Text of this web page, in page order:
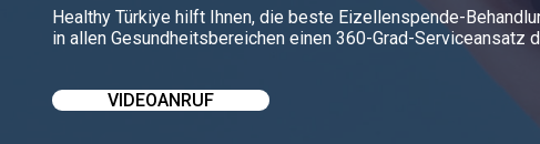
Healthy Türkiye hilft Ihnen, die beste Eizellenspende-
in allen Gesundheitsbereichen einen 360-Grad-Serviceansatz
VIDEOANRUF